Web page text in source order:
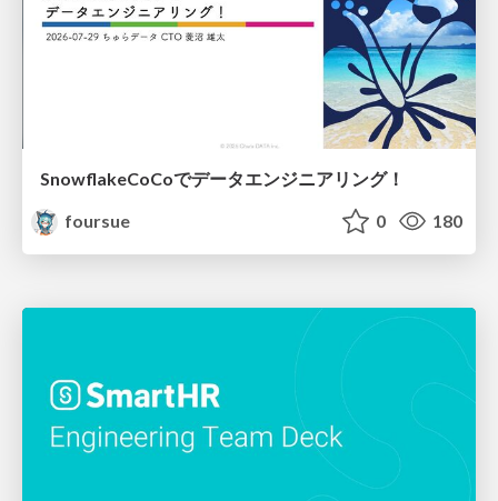
SnowflakeCoCoでデータエンジニアリング！
foursue
0 180